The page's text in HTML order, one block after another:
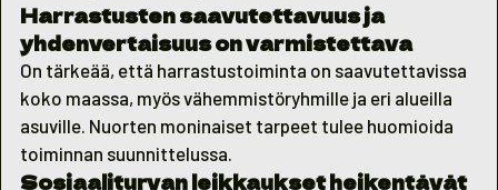
Harrastusten saavutettavuus ja
yhdenvertaisuus on varmistettava
On tärkeää, että harrastustoiminta on saavutettavissa
koko maassa, myös vähemmistöryhmille ja eri alueilla
asuville. Nuorten moninaiset tarpeet tulee huomioida
toiminnan suunnittelussa.
Sosiaaliturvan leikkaukset heikentävät